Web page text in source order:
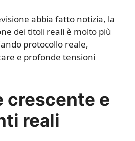
abbia fatto notizia, la
dei titoli reali è molto più
protocollo reale,
e profonde tensioni
crescente e
reali